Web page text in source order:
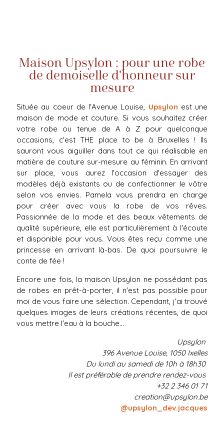
Maison Upsylon : pour une robe
de demoiselle d'honneur sur
mesure
Située au coeur de l'Avenue Louise, Upsylon est une
maison de mode et couture. Si vous souhaitez créer
votre robe ou tenue de A à Z pour quelconque
occasions, c'est THE place to be à Bruxelles ! Ils
sauront vous aiguiller dans tout ce qui réalisable en
matière de couture sur-mesure au féminin. En arrivant
sur place, vous aurez l'occasion d'essayer des
modèles déjà existants ou de confectionner le vôtre
selon vos envies. Pamela vous prendra en charge
pour créer avec vous la robe de vos rêves.
Passionnée de la mode et des beaux vêtements de
qualité supérieure, elle est particulièrement à l'écoute
et disponible pour vous. Vous êtes reçu comme une
princesse en arrivant là-bas. De quoi poursuivre le
conte de fée !
Encore une fois, la maison Upsylon ne possédant pas
de robes en prêt-à-porter, il n'est pas possible pour
moi de vous faire une sélection. Cependant, j'ai trouvé
quelques images de leurs créations récentes, de quoi
vous mettre l'eau à la bouche...
Upsylon
396 Avenue Louise, 1050 Ixelles
Du lundi au samedi de 10h à 18h30
Il est préférable de prendre rendez-vous
+32 2 346 01 71
creation@upsylon.be
@upsylon_dev.jacques